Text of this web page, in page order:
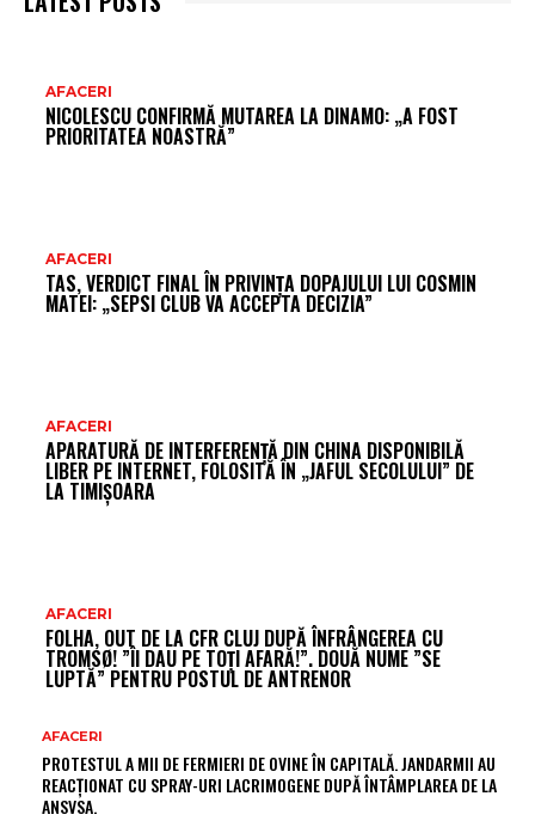
AFACERI
NICOLESCU CONFIRMĂ MUTAREA LA DINAMO: „A FOST
PRIORITATEA NOASTRĂ”
AFACERI
TAS, VERDICT FINAL ÎN PRIVINȚA DOPAJULUI LUI COSMIN
MATEI: „SEPSI CLUB VA ACCEPTA DECIZIA”
AFACERI
APARATURĂ DE INTERFERENȚĂ DIN CHINA DISPONIBILĂ
LIBER PE INTERNET, FOLOSITĂ ÎN „JAFUL SECOLULUI” DE
LA TIMIȘOARA
AFACERI
FOLHA, OUT DE LA CFR CLUJ DUPĂ ÎNFRÂNGEREA CU
TROMSØ! ”ÎI DAU PE TOȚI AFARĂ!”. DOUĂ NUME ”SE
LUPTĂ” PENTRU POSTUL DE ANTRENOR
AFACERI
PROTESTUL A MII DE FERMIERI DE OVINE ÎN CAPITALĂ. JANDARMII AU
REACȚIONAT CU SPRAY-URI LACRIMOGENE DUPĂ ÎNTÂMPLAREA DE LA
ANSVSA.